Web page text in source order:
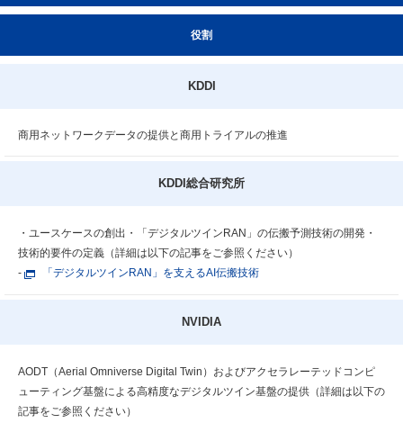
役割
KDDI
商用ネットワークデータの提供と商用トライアルの推進
KDDI総合研究所
・ユースケースの創出 ・「デジタルツインRAN」の伝搬予測技術の開発 ・
技術的要件の定義 （詳細は以下の記事をご参照ください）
-
「デジタルツインRAN」を支えるAI伝搬技術
NVIDIA
AODT（Aerial Omniverse Digital Twin）およびアクセラレーテッドコンピ
ューティング基盤による高精度なデジタルツイン基盤の提供 （詳細は以下の
記事をご参照ください）